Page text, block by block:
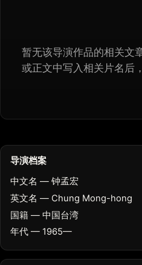
暂无该导演作品的相关文
或正文中写入相关片名后
导演档案
中文名 — 钟孟宏
英文名 — Chung Mong-hong
国籍 — 中国台湾
年代 — 1965—